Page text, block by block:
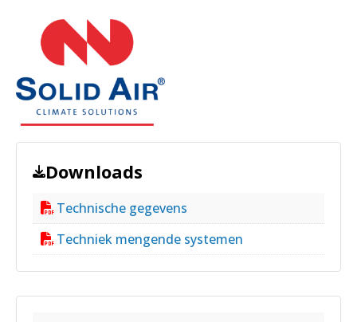
Downloads
Technische gegevens
Techniek mengende systemen